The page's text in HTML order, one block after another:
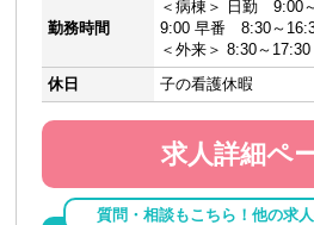
勤務時間
＜病棟＞ 日勤 9:00
9:00 早番 8:30～
＜外来＞ 8:30～17:30
休日
子の看護休暇
求人詳細ペ
質問・相談もこちら！他の求